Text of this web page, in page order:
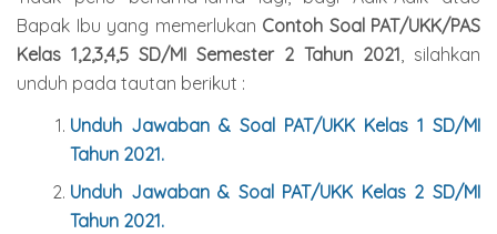
Bapak Ibu yang memerlukan Contoh Soal PAT/UKK/PAS
Kelas 1,2,3,4,5 SD/MI Semester 2 Tahun 2021 , silahkan
unduh pada tautan berikut :
Unduh Jawaban & Soal PAT/UKK Kelas 1 SD/MI
Tahun 2021.
Unduh Jawaban & Soal PAT/UKK Kelas 2 SD/MI
Tahun 2021.